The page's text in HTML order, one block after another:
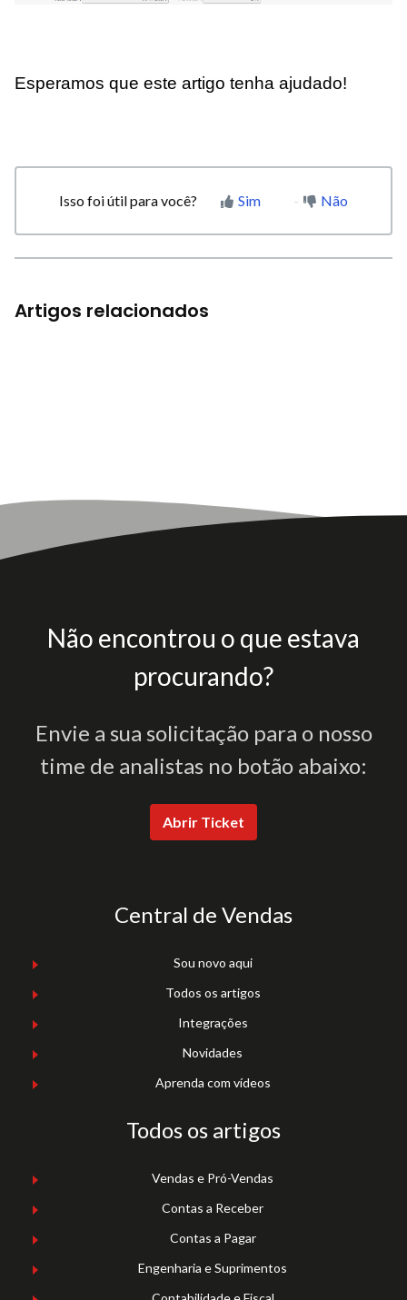
Esperamos que este artigo tenha ajudado!
Isso foi útil para você? Sim Não
Artigos relacionados
Não encontrou o que estava
procurando?
Envie a sua solicitação para o nosso
time de analistas no botão abaixo:
Abrir Ticket
Central de Vendas
Sou novo aqui
Todos os artigos
Integrações
Novidades
Aprenda com vídeos
Todos os artigos
Vendas e Pró-Vendas
Contas a Receber
Contas a Pagar
Engenharia e Suprimentos